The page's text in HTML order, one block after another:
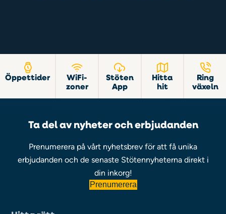
Öppettider
WiFi-
zoner
Stöten
App
Hitta
hit
Ring
växeln
Ta del av nyheter och erbjudanden
Prenumerera på vårt nyhetsbrev för att få unika
erbjudanden och de senaste Stötennyheterna direkt i
din inkorg!
Prenumerera